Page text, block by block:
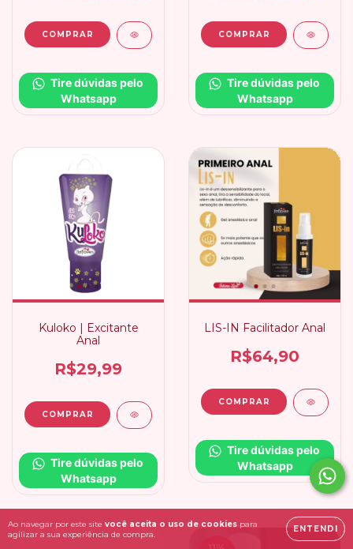
Ao navegar por este site você aceita o uso de cookies para
agilizar a sua experiência de compra.
ENTENDI
Tire dúvidas pelo
Whatsapp
Tire dúvidas pelo
Whatsapp
Kuloko | Excitante
Anal
R$29,99
Tire dúvidas pelo
Whatsapp
LIS-IN Facilitador Anal
R$64,90
Tire dúvidas pelo
Whatsapp